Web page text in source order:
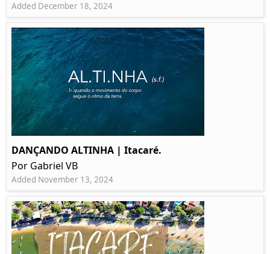
Added December 18, 2024
DANÇANDO ALTINHA | Itacaré.
Por Gabriel VB
Added November 13, 2024